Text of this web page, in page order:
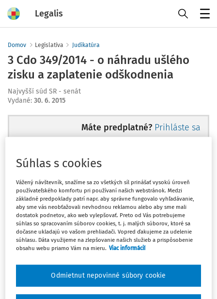
Legalis
Domov Legislatíva Judikatúra
3 Cdo 349/2014 - o náhradu ušlého
zisku a zaplatenie odškodnenia
Najvyšší súd SR - senát
Vydané: 30. 6. 2015
Máte predplatné? Prihláste sa
Ups, zatiaľ ste si prečítali len
začiatok...
Celý odborný obsah z tejto oblasti je
dostupný predplatiteľom portálu.
Odomknite si prístup k odbornému
obsahu a získajte prístup na 10 dní
zdarma, stačí sa len zaregistrovať.
Súhlas s cookies
Vážený návštevník, snažíme sa zo všetkých síl prinášať vysokú úroveň
používateľského komfortu pri používaní našich webstránok. Medzi
základné predpoklady patrí napr. aby správne fungovalo vyhľadávanie,
aby sme vás neobťažovali nevhodnou reklamou alebo aby sme mali
dostatok podnetov, ako web vylepšovať. Preto od Vás potrebujeme
súhlas so spracovaním súborov cookies, t. j. malých súborov, ktoré sa
dočasne ukladajú vo vašom prehliadači. Vopred ďakujeme za udelenie
súhlasu. Dáta využijeme na zlepšovanie našich služieb a prispôsobenie
obsahu webu priamo Vám na mieru. Viac informácií
Odmietnut nepovinné súbory cookie